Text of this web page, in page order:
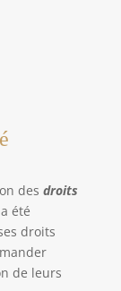
des droits
été
droits
de leurs